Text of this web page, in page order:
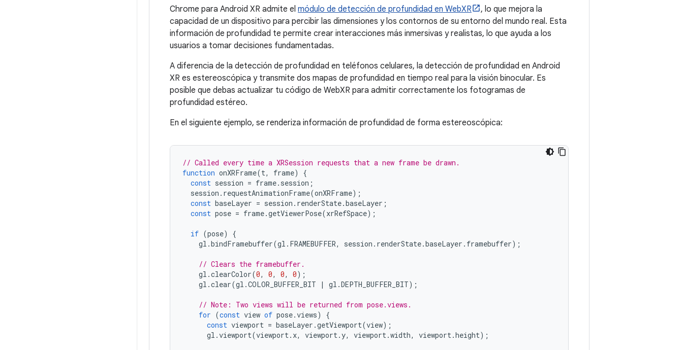
Chrome para Android XR admite el módulo de detección de profundidad en WebXR
, lo que mejora la
capacidad de un dispositivo para percibir las dimensiones y los contornos de su entorno del mundo real. Esta
información de profundidad te permite crear interacciones más inmersivas y realistas, lo que ayuda a los
usuarios a tomar decisiones fundamentadas.
A diferencia de la detección de profundidad en teléfonos celulares, la detección de profundidad en Android
XR es estereoscópica y transmite dos mapas de profundidad en tiempo real para la visión binocular. Es
posible que debas actualizar tu código de WebXR para admitir correctamente los fotogramas de
profundidad estéreo.
En el siguiente ejemplo, se renderiza información de profundidad de forma estereoscópica:
// Called every time a XRSession requests that a new frame be drawn.
function onXRFrame(t, frame)
{
const session = frame. session ;
session . requestAnimationFrame(onXRFrame);
const baseLayer = session . renderState.baseLayer ;
const pose = frame.getViewerPose(xrRefSpace);
if (pose)
{
gl .bindFramebuffer(gl . FRAMEBUFFER, session . renderState.baseLayer . framebuffer);
// Clears the framebuffer.
gl .clearColor(0, 0, 0, 0);
gl .clear(gl .COLOR_BUFFER_BIT | gl .DEPTH_BUFFER_BIT);
// Note: Two views will be returned from pose.views.
for (const view of pose.views)
{
const viewport = baseLayer .getViewport(view);
gl .viewport(viewport. x, viewport.y, viewport.width, viewport.height);